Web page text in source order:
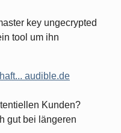
key ungecrypted
tool um ihn
audible.de
Kunden?
gut bei längeren